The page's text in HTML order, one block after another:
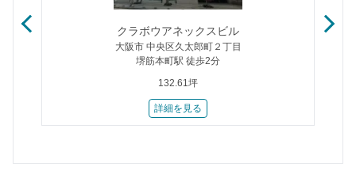
クラボウアネックスビル
大阪市 中央区久太郎町２丁目
堺筋本町駅 徒歩2分
132.61坪
詳細を見る